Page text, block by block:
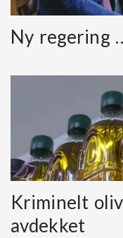
Ny regering
Kriminelt
avdekket